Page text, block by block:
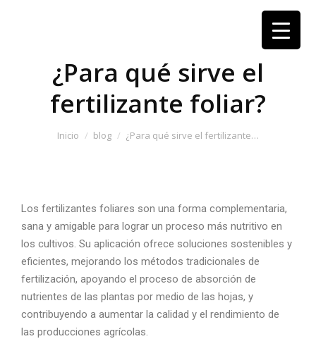
¿Para qué sirve el
fertilizante foliar?
Estás aquí:Inicio blog ¿Para qué sirve el fertilizante…
Los fertilizantes foliares son una forma complementaria,
sana y amigable para lograr un proceso más nutritivo en
los cultivos. Su aplicación ofrece soluciones sostenibles y
eficientes, mejorando los métodos tradicionales de
fertilización, apoyando el proceso de absorción de
nutrientes de las plantas por medio de las hojas, y
contribuyendo a aumentar la calidad y el rendimiento de
las producciones agrícolas.